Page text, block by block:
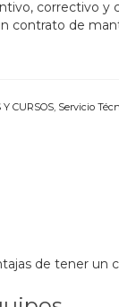
correctivo y
contrato de
Y CURSOS, Servicio
de tener un